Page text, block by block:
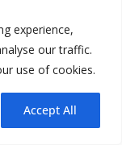
experience,
our traffic.
use of cookies.
Accept All
в